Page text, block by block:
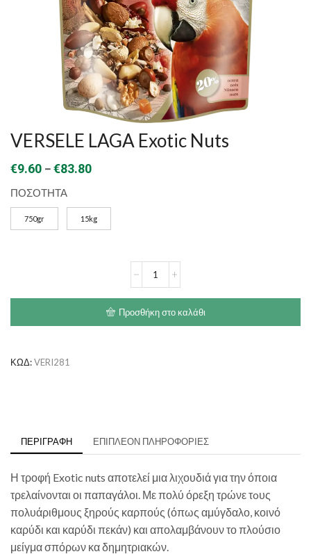
VERSELE LAGA Exotic Nuts
€9.60 –€83.80Price
€9.60
through
ΠΟΣΟΤΗΤΑ
750gr 15kg
ποσότητα
Προσθήκη στο καλάθι
ΚΩΔ:VERI281
ΠΕΡΙΓΡΑΦΉ ΕΠΙΠΛΈΟΝ ΠΛΗΡΟΦΟΡΊΕΣ
Η τροφή Exotic nuts αποτελεί μια λιχουδιά για την όποια
τρελαίνονται οι παπαγάλοι. Με πολύ όρεξη τρώνε τoυς
πολυάριθμους ξηρούς καρπούς (όπως αμύγδαλο, κοινό
καρύδι και καρύδι πεκάν) και απολαμβάνουν το πλούσιο
μείγμα σπόρων κα δημητριακών.